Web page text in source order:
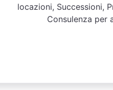
locazioni, Successioni,
Consulenza per